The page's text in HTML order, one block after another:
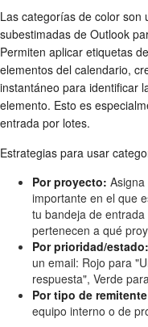
Las categorías de color son
subestimadas de Outlook
Permiten aplicar etiquetas
elementos del calendario,
instantáneo para identificar
elemento. Esto es
entrada por lotes.
Estrategias para usar
Por proyecto:
importante en el que
tu bandeja de
pertenecen a qué
Por prioridad/estado:
un email: Rojo para
respuesta", Verde
Por tipo de
equipo interno o de